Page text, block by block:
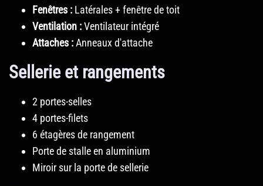
Fenêtres : Latérales + fenêtre de toit
Ventilation :Ventilateur intégré
Attaches :Anneaux d'attache
Sellerie et rangements
2 portes-selles
4 portes-filets
6 étagères de rangement
Porte de stalle en aluminium
Miroir sur la porte de sellerie